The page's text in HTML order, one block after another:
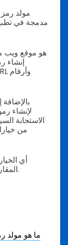
مولد
مدمجة في
إنشاء
الاستجابة
من
أي
المقارنة المفصل أدناه لمساعدتك في اتخاذ القرار.
ما هو مولد